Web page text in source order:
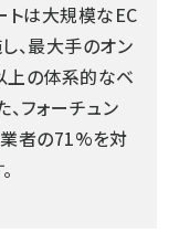
トは大規模なEC
、最大手のオン
上の体系的なベ
、フォーチュン
者の71%を対